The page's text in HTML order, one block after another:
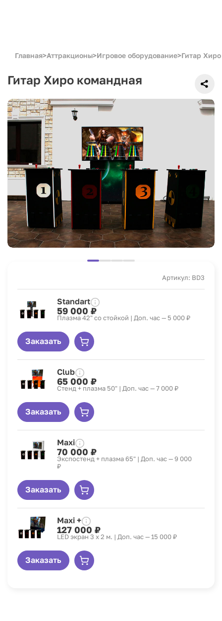
Главная>Аттракционы>Игровое оборудование>Гитар
Гитар Хиро командная
Артикул: BD3
Standart
59 000 ₽
Плазма 42" со стойкой | Доп. час — 5 000 ₽
Заказать
Club
65 000 ₽
Стенд + плазма 50" | Доп. час — 7 000 ₽
Заказать
Maxi
70 000 ₽
Экспостенд + плазма 65" | Доп. час — 9 000
₽
Заказать
Maxi +
127 000 ₽
LED экран 3 x 2 м. | Доп. час — 15 000 ₽
Заказать